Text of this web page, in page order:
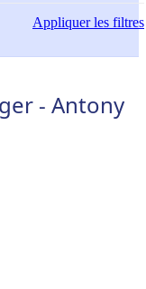
Appliquerles filtres
- Antony